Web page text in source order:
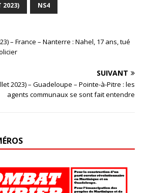
2023) NS4
– France – Nanterre : Nahel, 17 ans, tué
SUIVANT
2023) – Guadeloupe – Pointe-à-Pitre : les
agents communaux se sont fait entendre